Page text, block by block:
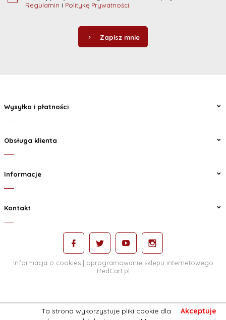
Regulamin i Politykę Prywatności
Zapisz mnie
Wysyłka i płatności
Obsługa klienta
Informacje
Kontakt
Informacja o cookies| oprogramowanie sklepu internetowego
RedCart.pl
Ta strona wykorzystuje pliki cookie dla
Akceptuje